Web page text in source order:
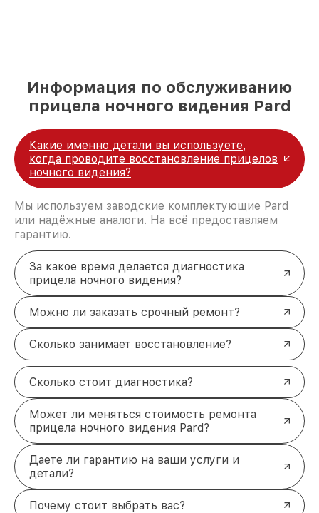
Информация по обслуживанию
прицела ночного видения Pard
Какие именно детали вы используете,
когда проводите восстановление прицелов
ночного видения?
Мы используем заводские комплектующие Pard
или надёжные аналоги. На всё предоставляем
гарантию.
За какое время делается диагностика
прицела ночного видения?
Можно ли заказать срочный ремонт?
Сколько занимает восстановление?
Сколько стоит диагностика?
Может ли меняться стоимость ремонта
прицела ночного видения Pard?
Даете ли гарантию на ваши услуги и
детали?
Почему стоит выбрать вас?